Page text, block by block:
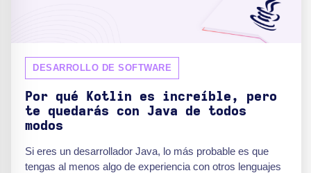
DESARROLLO DE SOFTWARE
Por qué Kotlin es increíble, pero
te quedarás con Java de todos
modos
Si eres un desarrollador Java, lo más probable es que
tengas al menos algo de experiencia con otros lenguajes